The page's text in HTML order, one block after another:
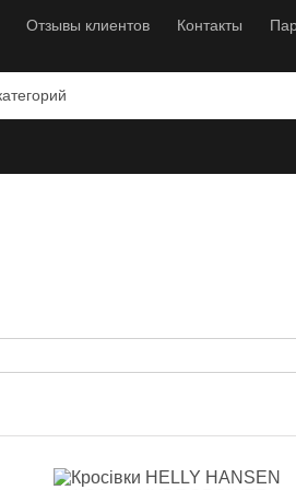
Отзывы клиентов Контакты